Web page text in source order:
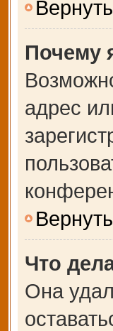
Почему
адрес
Что
Она